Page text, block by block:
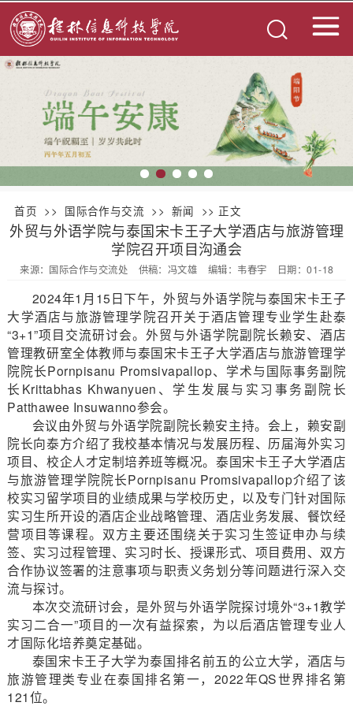
首页 >> 国际合作与交流 >> 新闻 >> 正文
外贸与外语学院与泰国宋卡王子大学酒店与旅游管理
学院召开项目沟通会
来源：国际合作与交流处 供稿：冯文雄 编辑：韦春宇 日期：01-18
2024年1月15日下午，外贸与外语学院与泰国宋卡王子
大学酒店与旅游管理学院召开关于酒店管理专业学生赴泰
“3+1”项目交流研讨会。外贸与外语学院副院长赖安、酒店
管理教研室全体教师与泰国宋卡王子大学酒店与旅游管理学
院院长Pornpisanu Promsivapallop、学术与国际事务副院
长Krittabhas Khwanyuen、学生发展与实习事务副院长
Patthawee Insuwanno参会。
会议由外贸与外语学院副院长赖安主持。会上，赖安副
院长向泰方介绍了我校基本情况与发展历程、历届海外实习
项目、校企人才定制培养班等概况。泰国宋卡王子大学酒店
与旅游管理学院院长Pornpisanu Promsivapallop介绍了该
校实习留学项目的业绩成果与学校历史，以及专门针对国际
实习生所开设的酒店企业战略管理、酒店业务发展、餐饮经
营项目等课程。双方主要还围绕关于实习生签证申办与续
签、实习过程管理、实习时长、授课形式、项目费用、双方
合作协议签署的注意事项与职责义务划分等问题进行深入交
流与探讨。
本次交流研讨会，是外贸与外语学院探讨境外“3+1教学
实习二合一”项目的一次有益探索，为以后酒店管理专业人
才国际化培养奠定基础。
泰国宋卡王子大学为泰国排名前五的公立大学，酒店与
旅游管理类专业在泰国排名第一，2022年QS世界排名第
121位。